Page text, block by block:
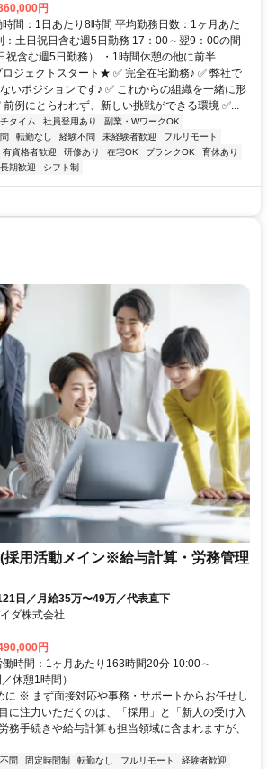
円
間：1日あたり8時間 平均勤務日数：1ヶ月あた
土日祝日含む週5日勤務 17：00～翌9：00の間
祝含む週5日勤務） ・1時間休憩の他に前半...
ジェクトスタート★ ✅ 完全在宅勤務♪ ✅ 弊社で
いポジションです♪ ✅ これからの組織を一緒に形
前例にとらわれず、新しい挑戦ができる環境 ✅...
タイム 社員登用あり
副業・WワークOK
転勤なし 経験不問 未経験者歓迎
フルリモート
有資格者歓迎 研修あり 在宅OK ブランクOK
育休あり
長期歓迎 シフト制
採用活動メイン※給与計算・労務管理
日／月給35万〜49万／代表直下
ダ株式会社
円
時間：1ヶ月あたり163時間20分 10:00～
休憩1時間）
※ まず面接対応や事務・サポートからお任せし
に注力いただくのは、「採用」と「新人の受け入
務手続きや給与計算も担当領域に含まれますが、
問 固定時間制 転勤なし フルリモート
経験者歓迎